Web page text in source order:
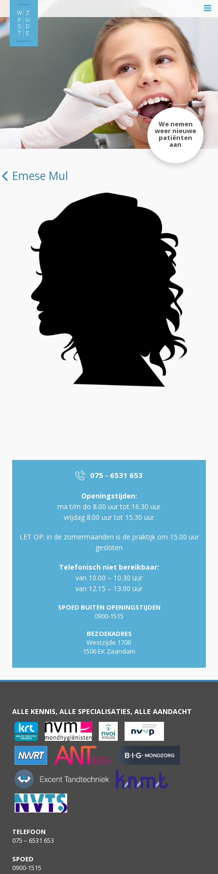
We nemen
weer nieuwe
patiënten
aan
Emese Mul
075 - 6531 653
Openingstijden:
ma t/m do 8.00 uur tot 16.30 uur
vrijdag 8.00 uur tot 15.30 uur
LET OP: in de zomermaanden is de praktijk om 15.00 uur
gesloten
Telefonisch niet bereikbaar:
van 10.00 – 10.30 uur
van 12.15 – 13.00 uur
SPOED BUITEN OPENINGSTIJDEN
0900-1515
BEZOEKADRES
Westzijde 170B
1506 EK Zaandam
ALLE KENNIS, ALLE SPECIALISATIES, ALLE AANDACHT
TELEFOON
075 – 6531 653
SPOED
0900-1515